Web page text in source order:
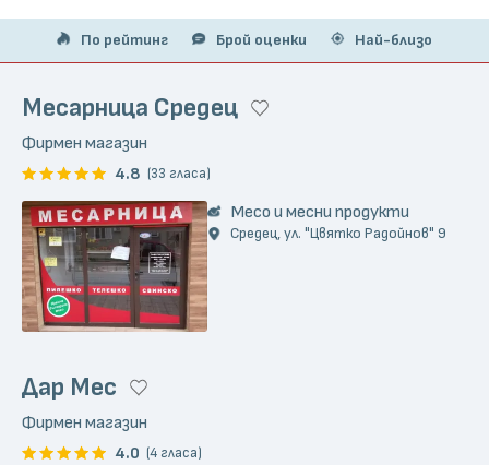
По рейтинг Брой оценки Най-близо
Месарница Средец
Фирмен магазин
4.8 (33 гласа)
Месо и месни продукти
Средец, ул. "Цвятко Радойнов" 9
Дар Мес
Фирмен магазин
4.0 (4 гласа)